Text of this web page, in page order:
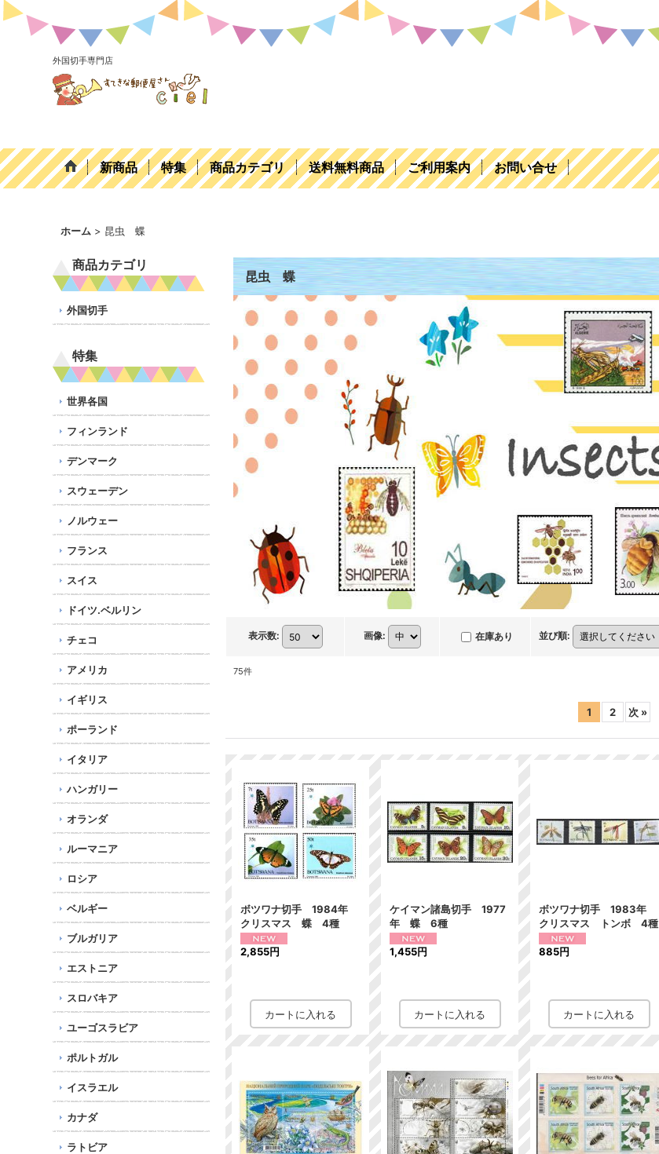
外国切手専門店
新商品 特集 商品カテゴリ 送料無料商品 ご利用案内 お問い合せ
ホーム > 昆虫 蝶
商品カテゴリ
外国切手
特集
世界各国
フィンランド
デンマーク
スウェーデン
ノルウェー
フランス
スイス
ドイツ.ベルリン
チェコ
アメリカ
イギリス
ポーランド
イタリア
ハンガリー
オランダ
ルーマニア
ロシア
ベルギー
ブルガリア
エストニア
スロバキア
ユーゴスラビア
ポルトガル
イスラエル
カナダ
ラトビア
昆虫 蝶
表示数: 画像: 在庫あり 並び順:
75件
1 2 次 »
ボツワナ切手 1984年
クリスマス 蝶 4種
2,855円
ケイマン諸島切手 1977
年 蝶 6種
1,455円
ボツワナ切手 1983年
クリスマス トンボ 4種
885円